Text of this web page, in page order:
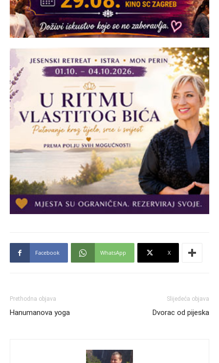
Facebook WhatsApp X
Prethodna objava
Hanumanova yoga
Slijedeća objava
Dvorac od pijeska